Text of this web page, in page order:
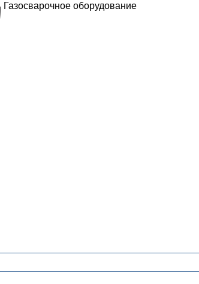
Газосварочное оборудование